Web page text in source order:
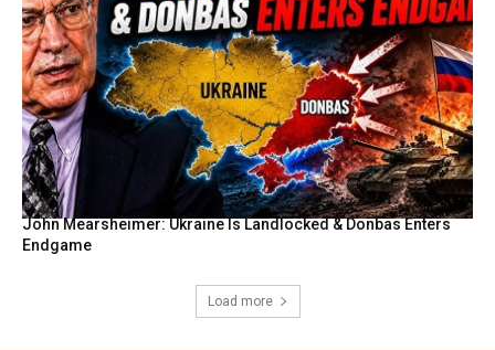
John Mearsheimer: Ukraine Is Landlocked & Donbas Enters
Endgame
Load more